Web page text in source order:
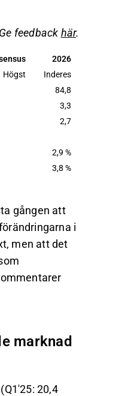
EBITA-
till
feedback här.
2026
Högst
Inderes
84,8
3,3
2,7
2,9 %
3,8 %
gången att
i
men att det
marknad
20,4